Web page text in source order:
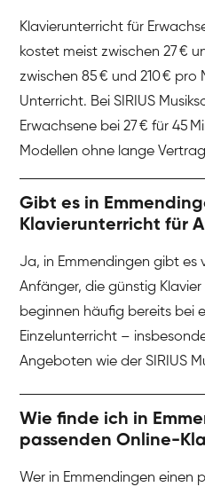
Klavierunterricht für
kostet meist zwischen 27 €
zwischen 85 € und 210 €
Unterricht. Bei SIRIUS
Erwachsene bei 27 € für 45
Modellen ohne lange
Gibt es in
Klavierunterricht für
Ja, in Emmendingen gibt es
Anfänger, die günstig
beginnen häufig bereits bei
Einzelunterricht –
Angeboten wie der SIRIUS
Wie finde ich in
passenden Online-
Wer in Emmendingen einen